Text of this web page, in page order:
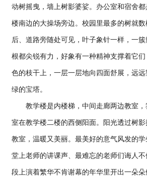
动树摇曳，墙上树影婆娑。办公室和宿舍
楼南边的大操场旁边。校园里最多的树就
后、道路旁随处可见，叶子象针一样，一
根都尖锐有力，好象有一种精神支撑着它
色的枝干上，一层一层地向四面舒展，远
绿的宝塔。
教学楼是内楼梯，中间走廊两边教室，
室在教学楼二楼的西侧阳面。阳光透过树
教室，温暖又美丽。最美好的意气风发的
堂上老师的讲课声、最难忘的老师们诲人
段上演着繁华不肯谢幕的年华里开出一朵朵